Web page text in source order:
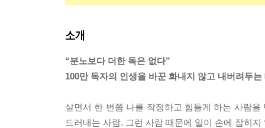
소개
“분노보다 더한 독은 없다”
100만 독자의 인생을 바꾼 화내지 않고 내버려두는
살면서 한 번쯤 나를 작정하고 힘들게 하는 사람
드러내는 사람. 그런 사람 때문에 일이 손에 잡히